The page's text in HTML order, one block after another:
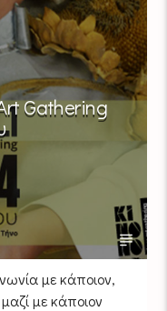
Gathering
με κάποιον,
με κάποιον